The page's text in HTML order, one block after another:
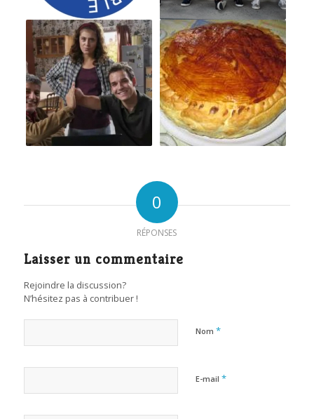
0
RÉPONSES
Laisser un commentaire
Rejoindre la discussion?
N’hésitez pas à contribuer !
Nom *
E-mail *